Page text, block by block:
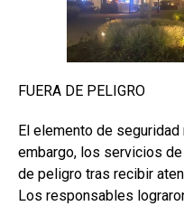
FUERA DE PELIGRO
El elemento de
embargo, los servicios
de peligro tras recibir
Los responsables